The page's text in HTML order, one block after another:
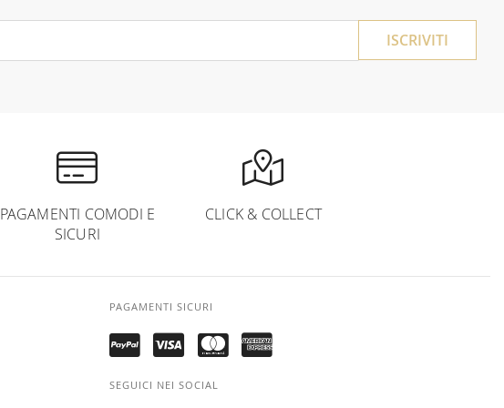
ISCRIVITI
PAGAMENTI COMODI E
SICURI
CLICK & COLLECT
PAGAMENTI SICURI
SEGUICI NEI SOCIAL